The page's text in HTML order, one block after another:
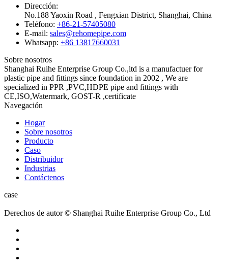
Dirección:
No.188 Yaoxin Road , Fengxian District, Shanghai, China
Teléfono: +86-21-57405080
E-mail: sales@rehomepipe.com
Whatsapp: +86 13817660031
Sobre nosotros
Shanghai Ruihe Enterprise Group Co.,ltd is a manufactuer for
plastic pipe and fittings since foundation in 2002 , We are
specialized in PPR ,PVC,HDPE pipe and fittings with
CE,ISO,Watermark, GOST-R ,certificate
Navegación
Hogar
Sobre nosotros
Producto
Caso
Distribuidor
Industrias
Contáctenos
case
Derechos de autor © Shanghai Ruihe Enterprise Group Co., Ltd